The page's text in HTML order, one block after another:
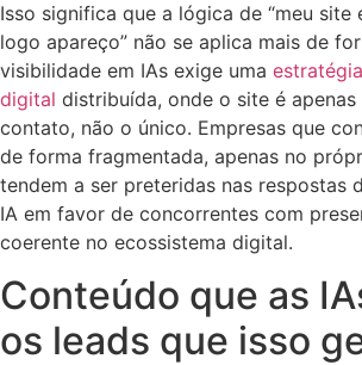
Isso significa que a lógica de “meu site
logo apareço” não se aplica mais de
visibilidade em IAs exige uma
digital distribuída, onde o site é
contato, não o único. Empresas que
de forma fragmentada, apenas no
tendem a ser preteridas nas respostas
IA em favor de concorrentes com
coerente no ecossistema digital.
Conteúdo que as
os leads que isso